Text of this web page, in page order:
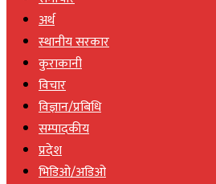
अर्थ
स्थानीय सरकार
कुराकानी
विचार
विज्ञान/प्रबिधि
सम्पादकीय
प्रदेश
भिडिओ/अडिओ